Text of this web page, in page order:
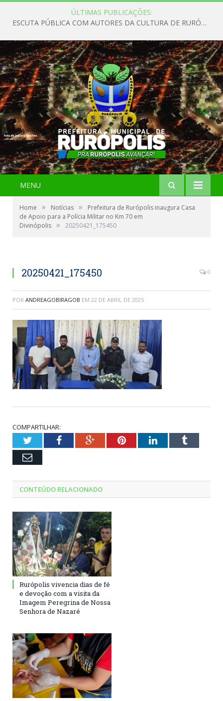
ÚLTIMAS PUBLICAÇÕES:
ESCUTA PÚBLICA COM AUTORES DA CULTURA DE RURÓPOLIS
MENU
Home » Notícias »
Prefeitura de Rurópolis inaugura Casa
de Apoio para a Polícia Militar no Km 70 em
Divinópolis » 20250421_175450
20250421_175450 0
POR ANDREAGOBIRAGOB EM 22 DE ABRIL DE 2025
COMPARTILHAR:
TwitterFacebookGoogle+PinterestLinkedInTumblr
Email
CONTEÚDO RELACIONADO
Rurópolis vivencia dias de fé
e devoção com a visita da
Imagem Peregrina de Nossa
Senhora de Nazaré